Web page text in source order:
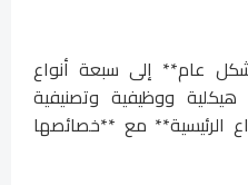
عام** إلى سبعة أنواع
ووظيفية وتصنيفية
الرئيسية** مع **خصائصها